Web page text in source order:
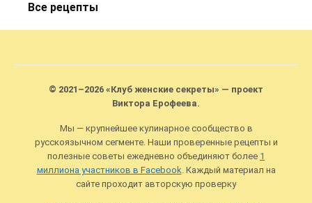
Все рецепты
© 2021–2026 «Клуб женские секреты» — проект
Виктора Ерофеева.
Мы — крупнейшее кулинарное сообщество в
русскоязычном сегменте. Наши проверенные рецепты и
полезные советы ежедневно объединяют более 1
миллиона участников в Facebook. Каждый материал на
сайте проходит авторскую проверку